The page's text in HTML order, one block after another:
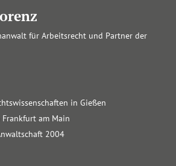
für Arbeitsrecht und Partner der
in Gießen
am Main
2004